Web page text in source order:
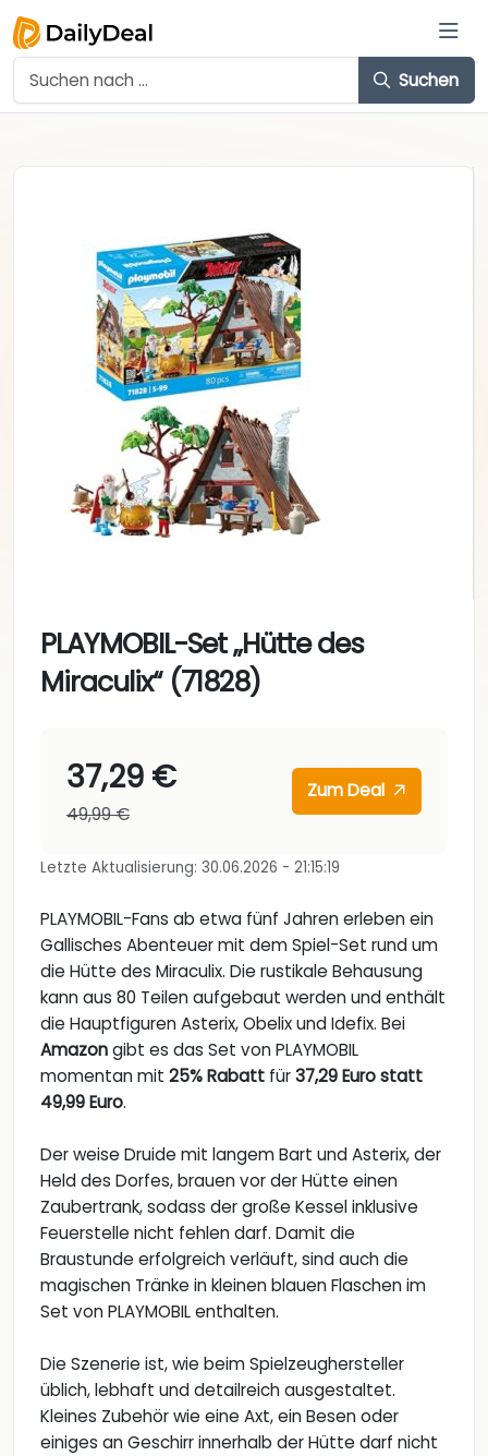
Suchen
PLAYMOBIL-Set „Hütte des
Miraculix“ (71828)
37,29 €
49,99 €
Zum Deal
Letzte Aktualisierung: 30.06.2026 - 21:15:19
PLAYMOBIL-Fans ab etwa fünf Jahren erleben ein
Gallisches Abenteuer mit dem Spiel-Set rund um
die Hütte des Miraculix. Die rustikale Behausung
kann aus 80 Teilen aufgebaut werden und enthält
die Hauptfiguren Asterix, Obelix und Idefix. Bei
Amazongibt es das Set von PLAYMOBIL
momentan mit 25% Rabatt für37,29 Euro statt
49,99 Euro.
Der weise Druide mit langem Bart und Asterix, der
Held des Dorfes, brauen vor der Hütte einen
Zaubertrank, sodass der große Kessel inklusive
Feuerstelle nicht fehlen darf. Damit die
Braustunde erfolgreich verläuft, sind auch die
magischen Tränke in kleinen blauen Flaschen im
Set von PLAYMOBIL enthalten.
Die Szenerie ist, wie beim Spielzeughersteller
üblich, lebhaft und detailreich ausgestaltet.
Kleines Zubehör wie eine Axt, ein Besen oder
einiges an Geschirr innerhalb der Hütte darf nicht